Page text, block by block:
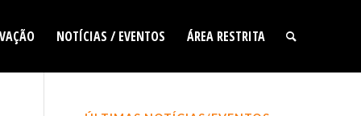
NOTÍCIAS / EVENTOS ÁREA RESTRITA